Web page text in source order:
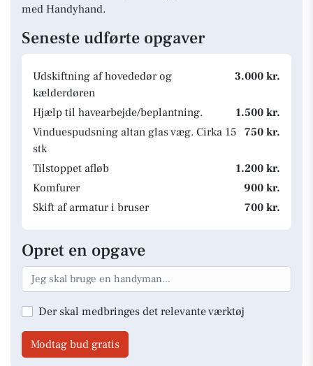
med Handyhand.
Seneste udførte opgaver
Udskiftning af hovededør og
kælderdøren
3.000 kr.
Hjælp til havearbejde/beplantning.
1.500 kr.
Vinduespudsning altan glas væg. Cirka 15
stk
750 kr.
Tilstoppet afløb
1.200 kr.
Komfurer
900 kr.
Skift af armatur i bruser
700 kr.
Opret en opgave
Der skal medbringes det relevante værktøj
Modtag bud gratis